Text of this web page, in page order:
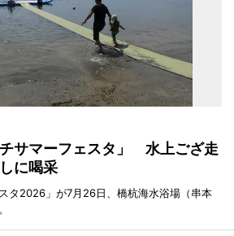
サマーフェスタ」 水上ござ走
に喝采
タ2026」が7月26日、橋杭海水浴場（串本